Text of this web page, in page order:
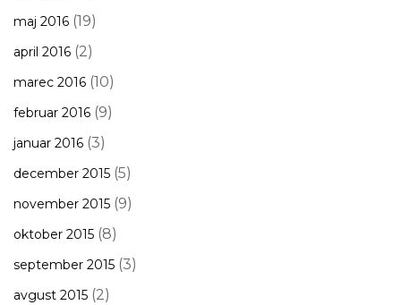
maj 2016 (19)
april 2016 (2)
marec 2016 (10)
februar 2016 (9)
januar 2016 (3)
december 2015 (5)
november 2015 (9)
oktober 2015 (8)
september 2015 (3)
avgust 2015 (2)